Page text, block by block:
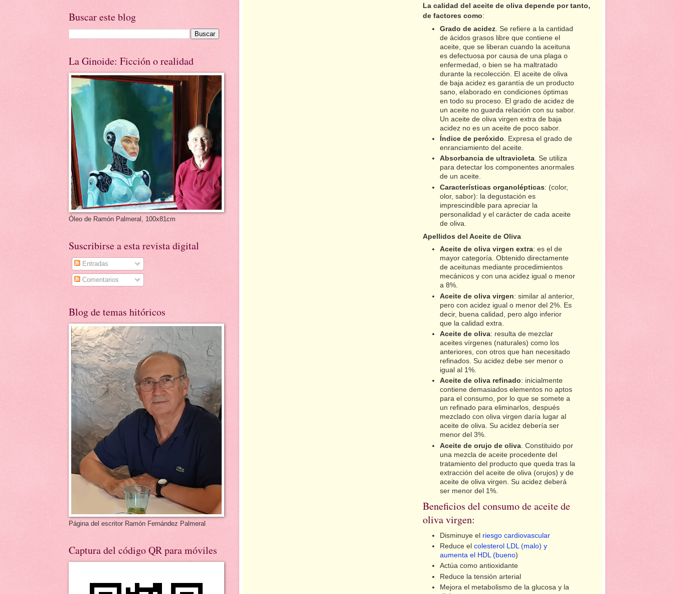
La calidad del aceite de oliva depende por tanto,
de factores como:
Grado de acidez. Se refiere a la cantidad
de ácidos grasos libre que contiene el
aceite, que se liberan cuando la aceituna
es defectuosa por causa de una plaga o
enfermedad, o bien se ha maltratado
durante la recolección. El aceite de oliva
de baja acidez es garantía de un producto
sano, elaborado en condiciones óptimas
en todo su proceso. El grado de acidez de
un aceite no guarda relación con su sabor.
Un aceite de oliva virgen extra de baja
acidez no es un aceite de poco sabor.
Índice de peróxido. Expresa el grado de
enranciamiento del aceite.
Absorbancia de ultravioleta. Se utiliza
para detectar los componentes anormales
de un aceite.
Características organolépticas: (color,
olor, sabor): la degustación es
imprescindible para apreciar la
personalidad y el carácter de cada aceite
de oliva.
Apellidos del Aceite de Oliva
Aceite de oliva virgen extra: es el de
mayor categoría. Obtenido directamente
de aceitunas mediante procedimientos
mecánicos y con una acidez igual o menor
a 8%.
Aceite de oliva virgen: similar al anterior,
pero con acidez igual o menor del 2%. Es
decir, buena calidad, pero algo inferior
que la calidad extra.
Aceite de oliva: resulta de mezclar
aceites vírgenes (naturales) como los
anteriores, con otros que han necesitado
refinados. Su acidez debe ser menor o
igual al 1%.
Aceite de oliva refinado: inicialmente
contiene demasiados elementos no aptos
para el consumo, por lo que se somete a
un refinado para eliminarlos, después
mezclado con oliva virgen daría lugar al
aceite de oliva. Su acidez debería ser
menor del 3%.
Aceite de orujo de oliva. Constituido por
una mezcla de aceite procedente del
tratamiento del producto que queda tras la
extracción del aceite de oliva (orujos) y de
aceite de oliva virgen. Su acidez deberá
ser menor del 1%.
Beneficios del consumo de aceite de
oliva virgen:
Disminuye elriesgo cardiovascular
Reduce el colesterol LDL (malo) y
aumenta el HDL (bueno)
Actúa como antioxidante
Reduce la tensión arterial
Mejora el metabolismo de la glucosa y la
Buscar este blog
La Ginoide: Ficción o realidad
Óleo de Ramón Palmeral, 100x81cm
Suscribirse a esta revista digital
Entradas
Comentarios
Blog de temas hitóricos
Página del escritor Ramón Fernández Palmeral
Captura del código QR para móviles